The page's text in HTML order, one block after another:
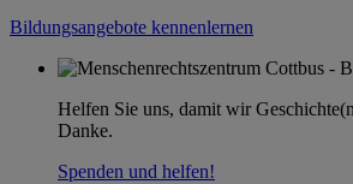
Bildungsangebote kennenlernen
Helfen Sie uns, damit wir
Danke.
Spenden und helfen!